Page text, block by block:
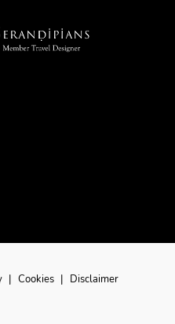
| Cookies | Disclaimer